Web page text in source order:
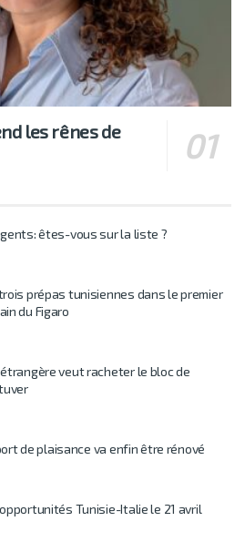
les rênes de
êtes-vous sur la liste ?
prépas tunisiennes dans le premier
du Figaro
veut racheter le bloc de
de plaisance va enfin être rénové
opportunités Tunisie-Italie le 21 avril